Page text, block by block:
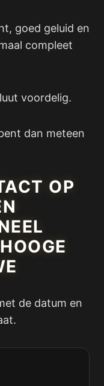
goed geluid en
compleet
voordelig.
dan meteen
OP
de datum en